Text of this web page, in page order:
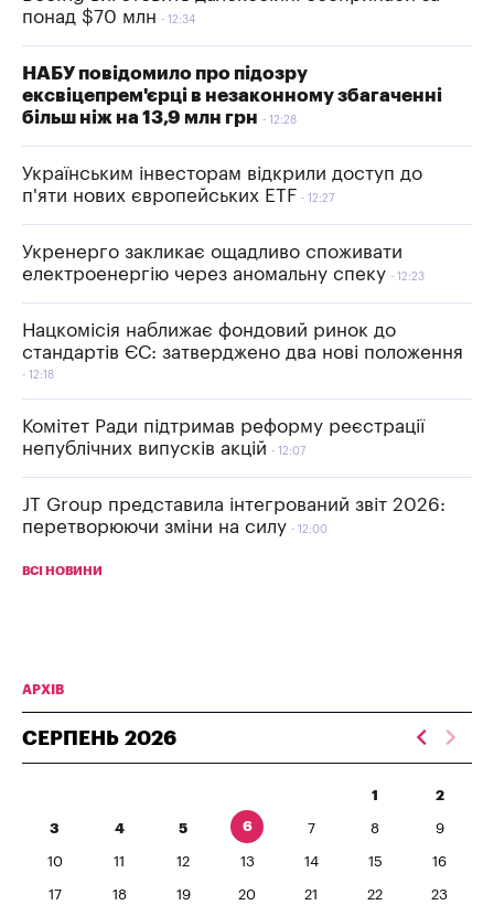
понад $70 млн
12:34
НАБУ повідомило про підозру
ексвіцепрем'єрці в незаконному збагаченні
більш ніж на 13,9 млн грн
12:28
Українським інвесторам відкрили доступ до
п'яти нових європейських ETF
12:27
Укренерго закликає ощадливо споживати
електроенергію через аномальну спеку
12:23
Нацкомісія наближає фондовий ринок до
стандартів ЄС: затверджено два нові положення
12:18
Комітет Ради підтримав реформу реєстрації
непублічних випусків акцій
12:07
JT Group представила інтегрований звіт 2026:
перетворюючи зміни на силу
12:00
ВСІ НОВИНИ
АРХІВ
СЕРПЕНЬ 2026
1 2
3 4 5 6 7 8 9
10 11 12 13 14 15 16
17 18 19 20 21 22 23